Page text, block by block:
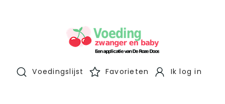
Voedingslijst Favorieten Ik log in